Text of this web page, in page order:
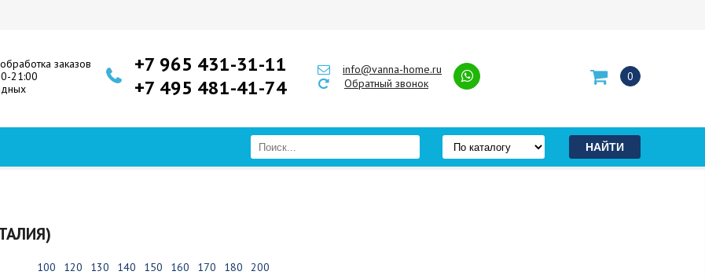
заказов
21:00
+7 965 431-31-11
+7 495 481-41-74
info@vanna-home.ru
Обратный звонок
0
100 120 130 140 150 160 170 180 200